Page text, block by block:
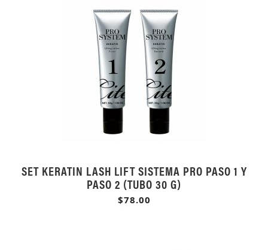
SET KERATIN LASH LIFT SISTEMA PRO PASO 1 Y
PASO 2 (TUBO 30 G)
$78.00